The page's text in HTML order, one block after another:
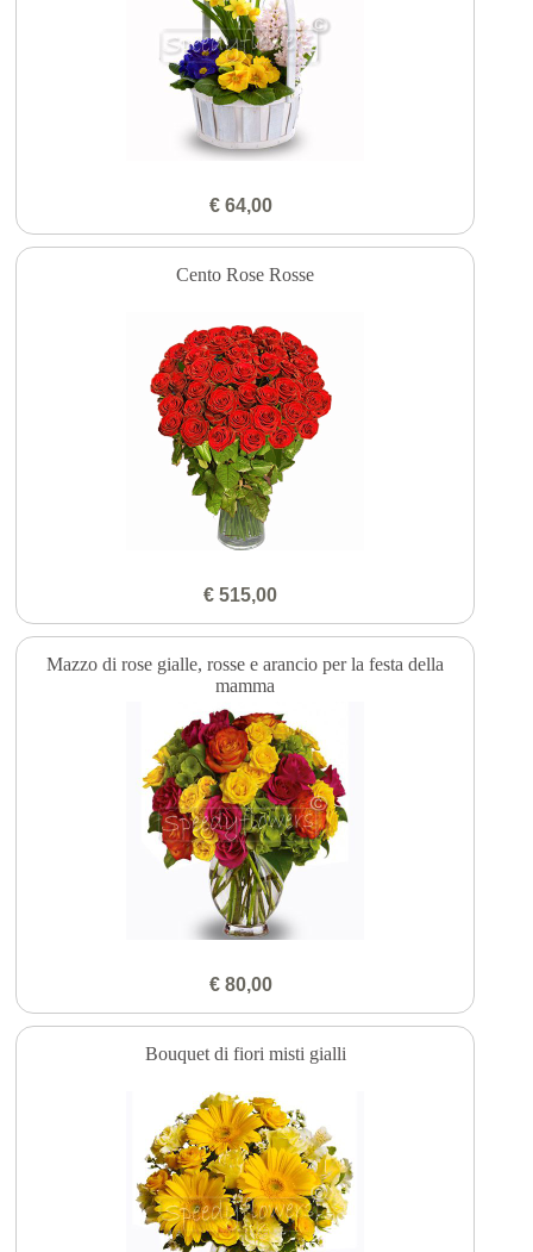
€ 64,00
Cento Rose Rosse
€ 515,00
Mazzo di rose gialle, rosse e arancio per la festa della
mamma
€ 80,00
Bouquet di fiori misti gialli